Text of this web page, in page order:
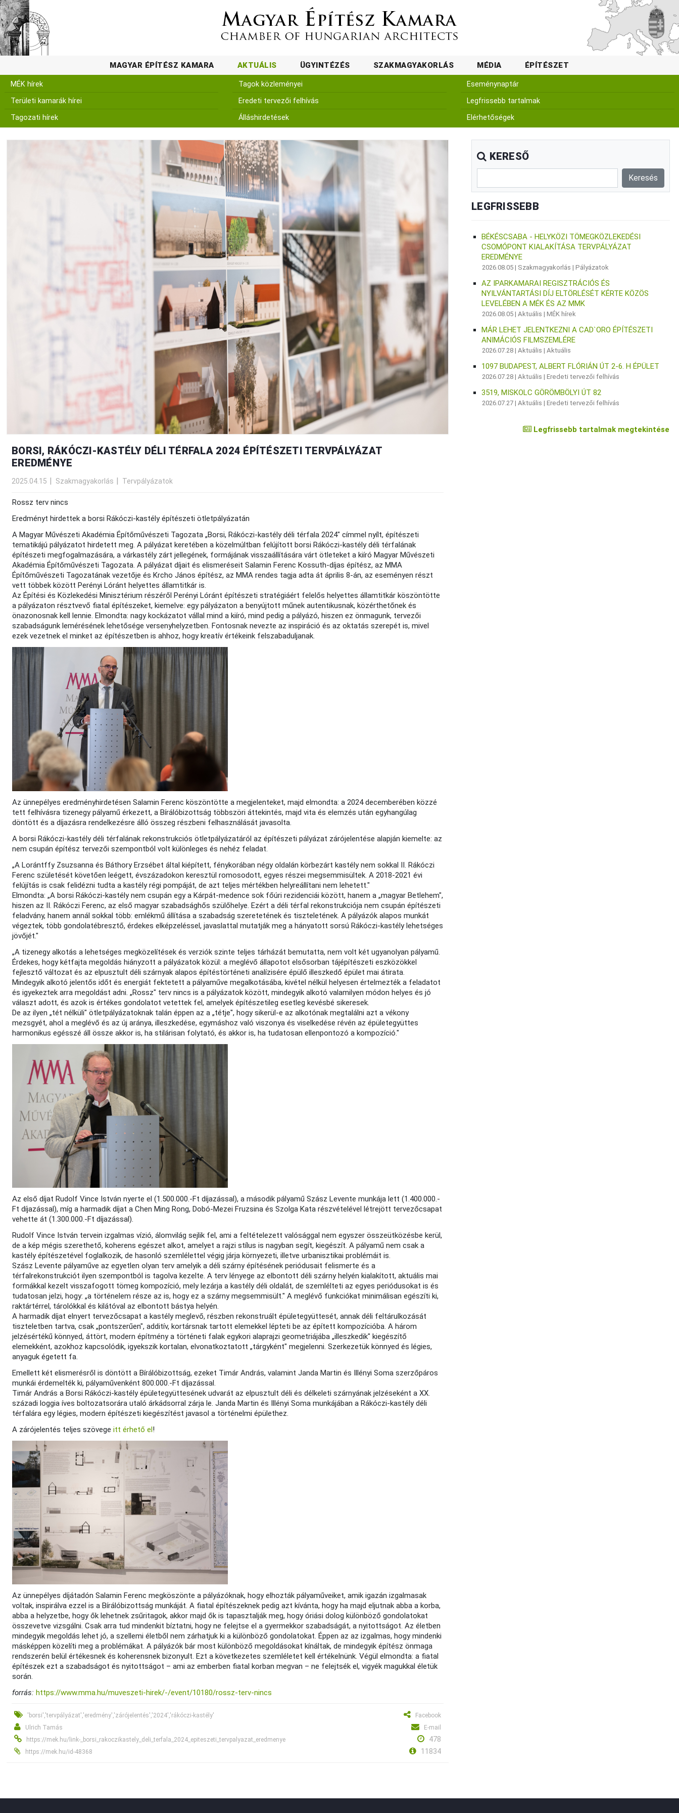
MAGYAR ÉPÍTÉSZ KAMARA AKTUÁLIS ÜGYINTÉZÉS SZAKMAGYAKORLÁS MÉDIA ÉPÍTÉSZET
MÉK hírek
Területi kamarák hírei
Tagozati hírek
Tagok közleményei
Eredeti tervezői felhívás
Álláshirdetések
Eseménynaptár
Legfrissebb tartalmak
Elérhetőségek
BORSI, RÁKÓCZI-KASTÉLY DÉLI TÉRFALA 2024 ÉPÍTÉSZETI TERVPÁLYÁZAT
EREDMÉNYE
2025.04.15 Szakmagyakorlás Tervpályázatok
Rossz terv nincs
Eredményt hirdettek a borsi Rákóczi-kastély építészeti ötletpályázatán
A Magyar Művészeti Akadémia Építőművészeti Tagozata „Borsi, Rákóczi-kastély déli térfala 2024" címmel nyílt, építészeti
tematikájú pályázatot hirdetett meg. A pályázat keretében a közelmúltban felújított borsi Rákóczi-kastély déli térfalának
építészeti megfogalmazására, a várkastély zárt jellegének, formájának visszaállítására várt ötleteket a kiíró Magyar Művészeti
Akadémia Építőművészeti Tagozata. A pályázat díjait és elismeréseit Salamin Ferenc Kossuth-díjas építész, az MMA
Építőművészeti Tagozatának vezetője és Krcho János építész, az MMA rendes tagja adta át április 8-án, az eseményen részt
vett többek között Perényi Lóránt helyettes államtitkár is.
Az Építési és Közlekedési Minisztérium részéről Perényi Lóránt építészeti stratégiáért felelős helyettes államtitkár köszöntötte
a pályázaton résztvevő fiatal építészeket, kiemelve: egy pályázaton a benyújtott műnek autentikusnak, közérthetőnek és
önazonosnak kell lennie. Elmondta: nagy kockázatot vállal mind a kiíró, mind pedig a pályázó, hiszen ez önmagunk, tervezői
szabadságunk lemérésének lehetősége versenyhelyzetben. Fontosnak nevezte az inspiráció és az oktatás szerepét is, mivel
ezek vezetnek el minket az építészetben is ahhoz, hogy kreatív értékeink felszabaduljanak.
Az ünnepélyes eredményhirdetésen Salamin Ferenc köszöntötte a megjelenteket, majd elmondta: a 2024 decemberében közzé
tett felhívásra tizenegy pályamű érkezett, a Bírálóbizottság többszöri áttekintés, majd vita és elemzés után egyhangúlag
döntött és a díjazásra rendelkezésre álló összeg részbeni felhasználását javasolta.
A borsi Rákóczi-kastély déli térfalának rekonstrukciós ötletpályázatáról az építészeti pályázat zárójelentése alapján kiemelte: az
nem csupán építész tervezői szempontból volt különleges és nehéz feladat.
„A Lorántffy Zsuzsanna és Báthory Erzsébet által kiépített, fénykorában négy oldalán körbezárt kastély nem sokkal II. Rákóczi
Ferenc születését követően leégett, évszázadokon keresztül romosodott, egyes részei megsemmisültek. A 2018-2021 évi
felújítás is csak felidézni tudta a kastély régi pompáját, de azt teljes mértékben helyreállítani nem lehetett."
Elmondta: „A borsi Rákóczi-kastély nem csupán egy a Kárpát-medence sok főúri rezidenciái között, hanem a „magyar Betlehem",
hiszen az II. Rákóczi Ferenc, az első magyar szabadsághős szülőhelye. Ezért a déli térfal rekonstrukciója nem csupán építészeti
feladvány, hanem annál sokkal több: emlékmű állítása a szabadság szeretetének és tiszteletének. A pályázók alapos munkát
végeztek, több gondolatébresztő, érdekes elképzeléssel, javaslattal mutatják meg a hányatott sorsú Rákóczi-kastély lehetséges
jövőjét."
„A tizenegy alkotás a lehetséges megközelítések és verziók szinte teljes tárházát bemutatta, nem volt két ugyanolyan pályamű.
Érdekes, hogy kétfajta megoldás hiányzott a pályázatok közül: a meglévő állapotot elsősorban tájépítészeti eszközökkel
fejlesztő változat és az elpusztult déli szárnyak alapos építéstörténeti analízisére épülő illeszkedő épület mai átirata.
Mindegyik alkotó jelentős időt és energiát fektetett a pályaműve megalkotásába, kivétel nélkül helyesen értelmezték a feladatot
és igyekeztek arra megoldást adni. „Rossz" terv nincs is a pályázatok között, mindegyik alkotó valamilyen módon helyes és jó
választ adott, és azok is értékes gondolatot vetettek fel, amelyek építészetileg esetleg kevésbé sikeresek.
De az ilyen „tét nélküli" ötletpályázatoknak talán éppen az a „tétje", hogy sikerül-e az alkotónak megtalálni azt a vékony
mezsgyét, ahol a meglévő és az új aránya, illeszkedése, egymáshoz való viszonya és viselkedése révén az épületegyüttes
harmonikus egésszé áll össze akkor is, ha stilárisan folytató, és akkor is, ha tudatosan ellenpontozó a kompozíció."
Az első díjat Rudolf Vince István nyerte el (1.500.000.-Ft díjazással), a második pályamű Szász Levente munkája lett (1.400.000.-
Ft díjazással), míg a harmadik díjat a Chen Ming Rong, Dobó-Mezei Fruzsina és Szolga Kata részvételével létrejött tervezőcsapat
vehette át (1.300.000.-Ft díjazással).
Rudolf Vince István tervein izgalmas vízió, álomvilág sejlik fel, ami a feltételezett valósággal nem egyszer összeütközésbe kerül,
de a kép mégis szerethető, koherens egészet alkot, amelyet a rajzi stílus is nagyban segít, kiegészít. A pályamű nem csak a
kastély építészetével foglalkozik, de hasonló szemlélettel végig járja környezeti, illetve urbanisztikai problémáit is.
Szász Levente pályaműve az egyetlen olyan terv amelyik a déli szárny építésének periódusait felismerte és a
térfalrekonstrukciót ilyen szempontból is tagolva kezelte. A terv lényege az elbontott déli szárny helyén kialakított, aktuális mai
formákkal kezelt visszafogott tömeg kompozíció, mely lezárja a kastély déli oldalát, de szemlélteti az egyes periódusokat is és
tudatosan jelzi, hogy: „a történelem része az is, hogy ez a szárny megsemmisült." A meglévő funkciókat minimálisan egészíti ki,
raktártérrel, tárolókkal és kilátóval az elbontott bástya helyén.
A harmadik díjat elnyert tervezőcsapat a kastély meglevő, részben rekonstruált épületegyüttesét, annak déli feltárulkozását
tiszteletben tartva, csak „pontszerűen", additív, kortársnak tartott elemekkel lépteti be az épített kompozícióba. A három
jelzésértékű könnyed, áttört, modern építmény a történeti falak egykori alaprajzi geometriájába „illeszkedik" kiegészítő
elemekként, azokhoz kapcsolódik, igyekszik kortalan, elvonatkoztatott „tárgyként" megjelenni. Szerkezetük könnyed és légies,
anyaguk égetett fa.
Emellett két elismerésről is döntött a Bírálóbizottság, ezeket Timár András, valamint Janda Martin és Illényi Soma szerzőpáros
munkái érdemelték ki, pályaművenként 800.000.-Ft díjazással.
Timár András a Borsi Rákóczi-kastély épületegyüttesének udvarát az elpusztult déli és délkeleti szárnyának jelzéseként a XX.
századi loggia íves boltozatsorára utaló árkádsorral zárja le. Janda Martin és Illényi Soma munkájában a Rákóczi-kastély déli
térfalára egy légies, modern építészeti kiegészítést javasol a történelmi épülethez.
A zárójelentés teljes szövegeitt érhető el!
Az ünnepélyes díjátadón Salamin Ferenc megköszönte a pályázóknak, hogy elhozták pályaműveiket, amik igazán izgalmasak
voltak, inspirálva ezzel is a Bírálóbizottság munkáját. A fiatal építészeknek pedig azt kívánta, hogy ha majd eljutnak abba a korba,
abba a helyzetbe, hogy ők lehetnek zsűritagok, akkor majd ők is tapasztalják meg, hogy óriási dolog különböző gondolatokat
összevetve vizsgálni. Csak arra tud mindenkit bíztatni, hogy ne felejtse el a gyermekkor szabadságát, a nyitottságot. Az életben
mindegyik megoldás lehet jó, a szellemi életből nem zárhatjuk ki a különböző gondolatokat. Éppen az az izgalmas, hogy mindenki
másképpen közelíti meg a problémákat. A pályázók bár most különböző megoldásokat kínáltak, de mindegyik építész önmaga
rendszerén belül értékesnek és koherensnek bizonyult. Ezt a következetes szemléletet kell értékelnünk. Végül elmondta: a fiatal
építészek ezt a szabadságot és nyitottságot – ami az emberben fiatal korban megvan – ne felejtsék el, vigyék magukkal életük
során.
forrás:https://www.mma.hu/muveszeti-hirek/-/event/10180/rossz-terv-nincs
'borsi','tervpályázat','eredmény','zárójelentés','2024','rákóczi-kastély'
Facebook
Ulrich Tamás
E-mail
https://mek.hu/link-_borsi_rakoczikastely_deli_terfala_2024_epiteszeti_tervpalyazat_eredmenye
478
https://mek.hu/id-48368 11834
KERESŐ
LEGFRISSEBB
BÉKÉSCSABA - HELYKÖZI TÖMEGKÖZLEKEDÉSI
CSOMÓPONT KIALAKÍTÁSA TERVPÁLYÁZAT
EREDMÉNYE
2026.08.05 | Szakmagyakorlás |Pályázatok
AZ IPARKAMARAI REGISZTRÁCIÓS ÉS
NYILVÁNTARTÁSI DÍJ ELTÖRLÉSÉT KÉRTE KÖZÖS
LEVELÉBEN A MÉK ÉS AZ MMK
2026.08.05 |Aktuális |MÉK hírek
MÁR LEHET JELENTKEZNI A CAD`ORO ÉPÍTÉSZETI
ANIMÁCIÓS FILMSZEMLÉRE
2026.07.28 |Aktuális |Aktuális
1097 BUDAPEST, ALBERT FLÓRIÁN ÚT 2-6. H ÉPÜLET
2026.07.28 |Aktuális |Eredeti tervezői felhívás
3519, MISKOLC GÖRÖMBÖLYI ÚT 82
2026.07.27 |Aktuális |Eredeti tervezői felhívás
Legfrissebb tartalmak megtekintése